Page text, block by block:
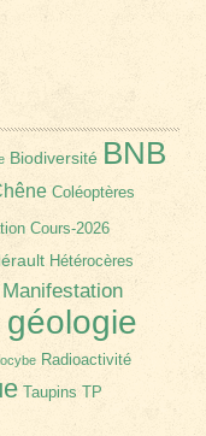
Biodiversité BNB
Coléoptères
Cours-2026
Hétérocères
Manifestation
Radioactivité
Taupins TP